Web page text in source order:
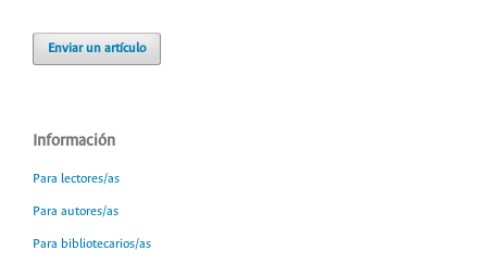
Enviar un artículo
Información
Para lectores/as
Para autores/as
Para bibliotecarios/as